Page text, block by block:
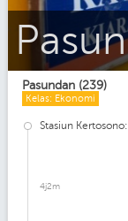
Pasundan (239)
Kelas: Ekonomi
Stasiun Kertosono:
4j2m